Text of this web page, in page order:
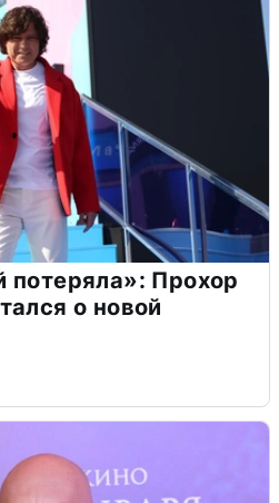
Прохор
о новой